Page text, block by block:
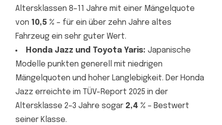
Altersklassen 8–11 Jahre mit einer Mängelquote
von 10,5 % – für ein über zehn Jahre altes
Fahrzeug ein sehr guter Wert.
Honda Jazz und Toyota Yaris: Japanische
Modelle punkten generell mit niedrigen
Mängelquoten und hoher Langlebigkeit. Der Honda
Jazz erreichte im TÜV-Report 2025 in der
Altersklasse 2–3 Jahre sogar 2,4 % – Bestwert
seiner Klasse.